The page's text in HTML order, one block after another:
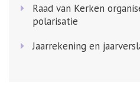
Raad van Kerken
polarisatie
Jaarrekening en